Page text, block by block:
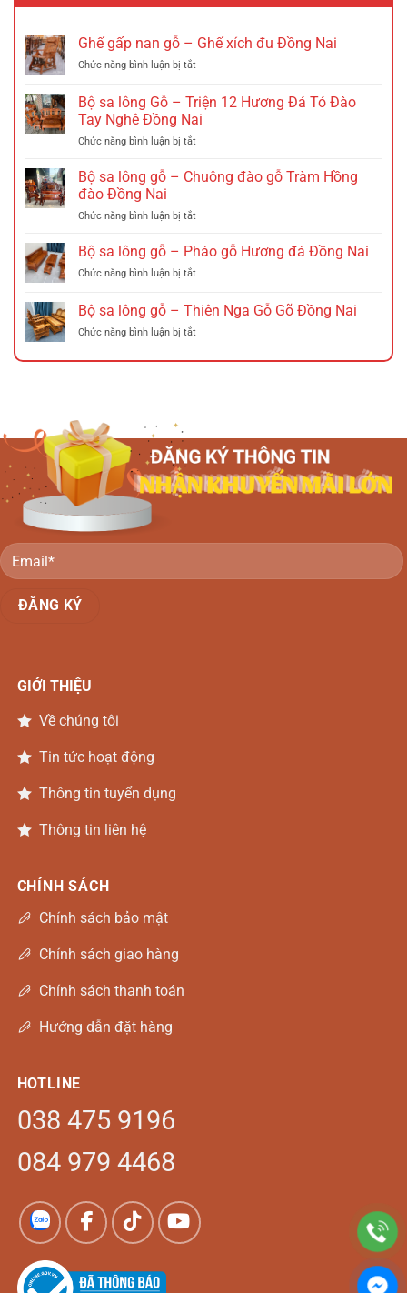
1.885.000 VND.
Ghế gấp nan gỗ – Ghế xích đu Đồng Nai
Chức năng bình luận bị tắtở
gấp
nan
gỗ
–
xích
Nai
Bộ sa lông Gỗ – Triện 12 Hương Đá Tó Đào
Tay Nghê Đồng Nai
Chức năng bình luận bị tắtở
sa
–
12
Đá
Đào
Bộ sa lông gỗ – Chuông đào gỗ Tràm Hồng
đào Đồng Nai
Chức năng bình luận bị tắtở
sa
gỗ
Chuông
gỗ
Bộ sa lông gỗ – Pháo gỗ Hương đá Đồng Nai
Chức năng bình luận bị tắtở
sa
lông
gỗ
Pháo
Nai
Bộ sa lông gỗ – Thiên Nga Gỗ Gõ Đồng Nai
Chức năng bình luận bị tắtở
sa
Nga
Gỗ
Đồng
GIỚI THIỆU
Về chúng tôi
Tin tức hoạt động
Thông tin tuyển dụng
Thông tin liên hệ
CHÍNH SÁCH
Chính sách bảo mật
Chính sách giao hàng
Chính sách thanh toán
Hướng dẫn đặt hàng
HOTLINE
038 475 9196
084 979 4468